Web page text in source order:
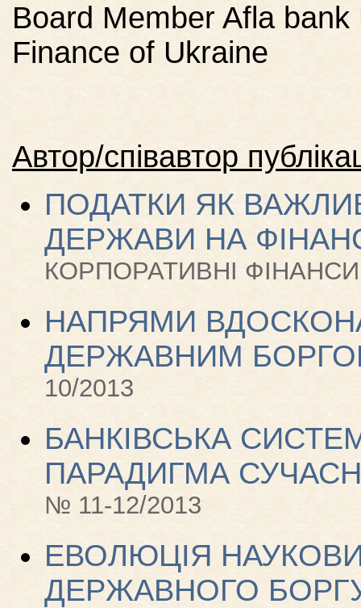
Board Member Afla
Finance of Ukraine
Автор/співавтор
ПОДАТКИ ЯК
ДЕРЖАВИ НА
КОРПОРАТИВНІ
НАПРЯМИ
ДЕРЖАВНИМ
10/2013
БАНКІВСЬКА
ПАРАДИГМА
№ 11-12/2013
ЕВОЛЮЦІЯ
ДЕРЖАВНОГО